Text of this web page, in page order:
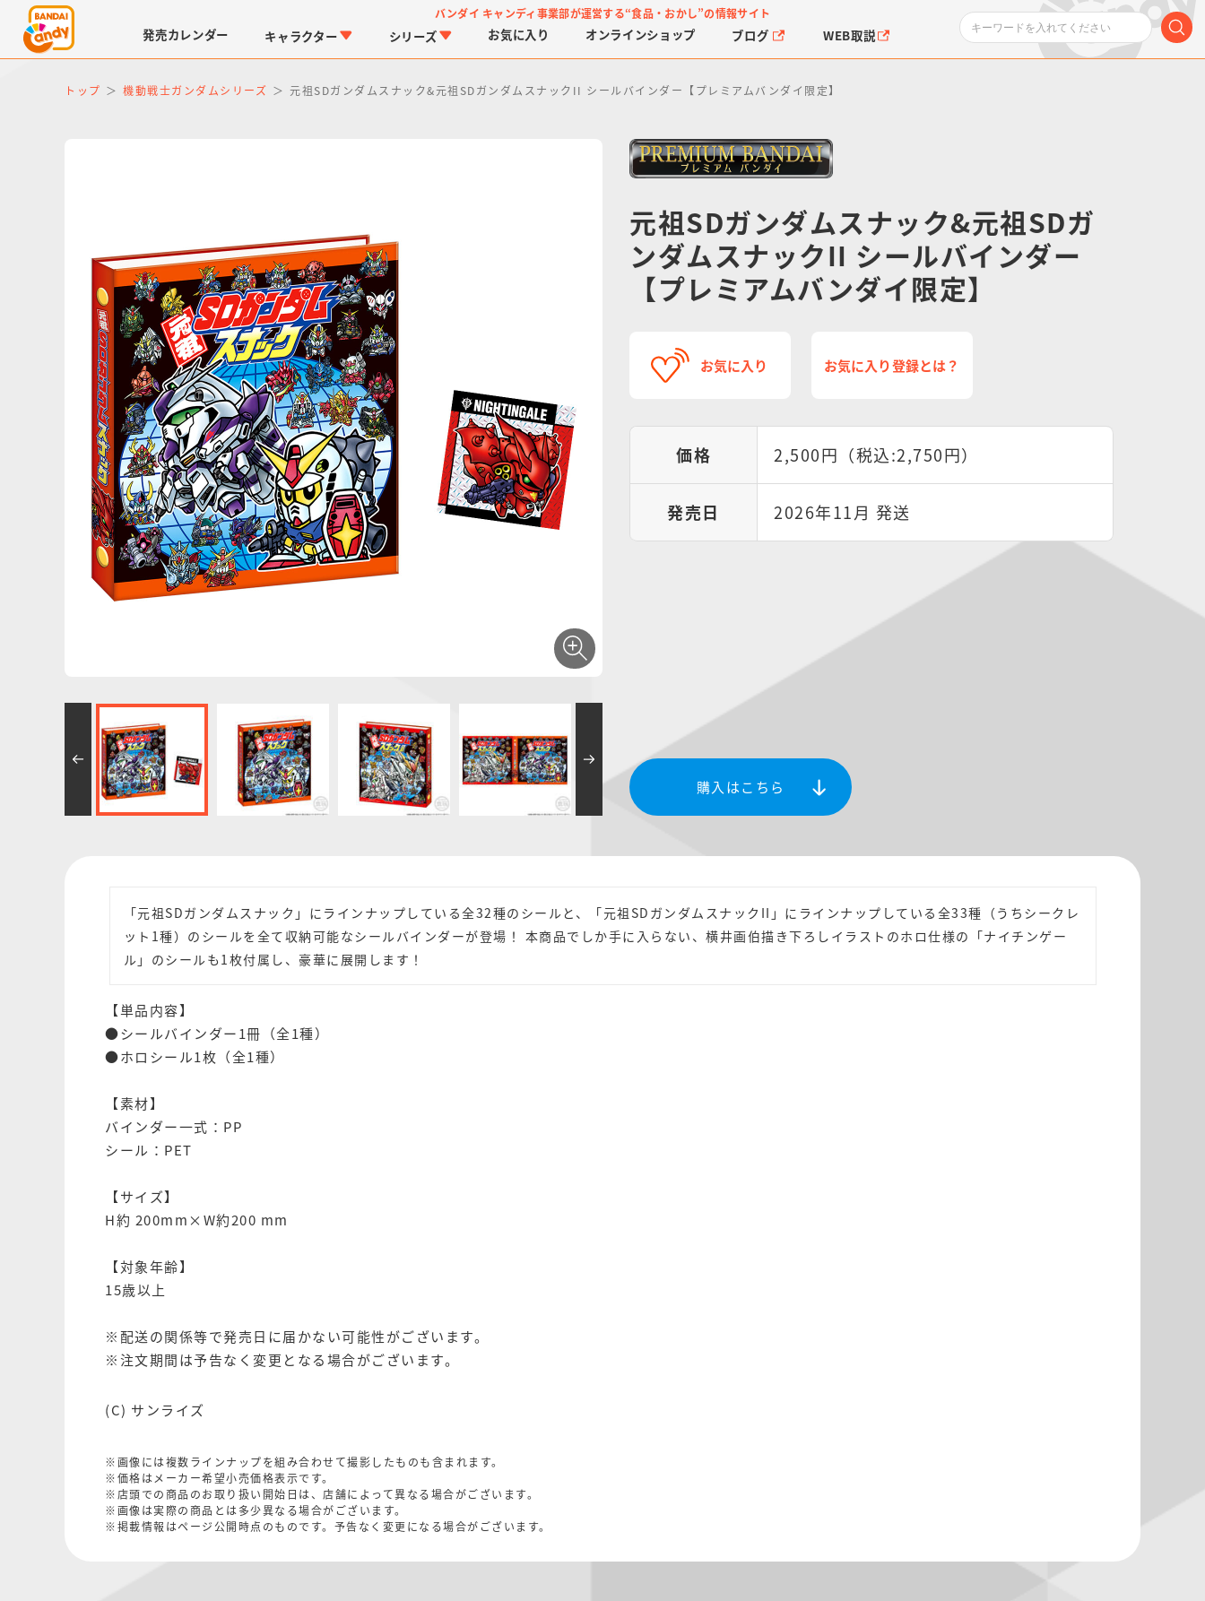
バンダイ キャンディ事業部が運営する“食品・おかし”の情報サイト
発売カレンダー キャラクター
LINK TRAVELERS 仮面ライダーシリーズ プリキュアシリーズ ガンダムシリーズ ポケットモンスター
シリーズ
チョコボックス キャラパキ チョコサプ
にふぉるめーしょん＆
スクエアシール
SMPシリーズ
お気に入り オンラインショップ ブログ WEB取説
トップ 機動戦士ガンダムシリーズ 元祖SDガンダムスナック&元祖SDガンダムスナックII シールバインダー【プレミアムバンダイ限定】
元祖SDガンダムスナック&元祖SDガ
ンダムスナックII シールバインダー
【プレミアムバンダイ限定】
お気に入り お気に入り登録とは？
価格 2,500円（税込:2,750円）
発売日 2026年11月 発送
購入はこちら
「元祖SDガンダムスナック」にラインナップしている全32種のシールと、「元祖SDガンダムスナックII」にラインナップしている全33種（うちシークレ
ット1種）のシールを全て収納可能なシールバインダーが登場！ 本商品でしか手に入らない、横井画伯描き下ろしイラストのホロ仕様の「ナイチンゲー
ル」のシールも1枚付属し、豪華に展開します！
【単品内容】
●シールバインダー1冊（全1種）
●ホロシール1枚（全1種）
【素材】
バインダー一式：PP
シール：PET
【サイズ】
H約 200mm×W約200 mm
【対象年齢】
15歳以上
※配送の関係等で発売日に届かない可能性がございます。
※注文期間は予告なく変更となる場合がございます。
(C) サンライズ
※画像には複数ラインナップを組み合わせて撮影したものも含まれます。
※価格はメーカー希望小売価格表示です。
※店頭での商品のお取り扱い開始日は、店舗によって異なる場合がございます。
※画像は実際の商品とは多少異なる場合がございます。
※掲載情報はページ公開時点のものです。予告なく変更になる場合がございます。